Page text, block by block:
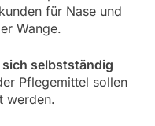
für Nase und
Wange.
selbstständig
Pflegemittel sollen
werden.